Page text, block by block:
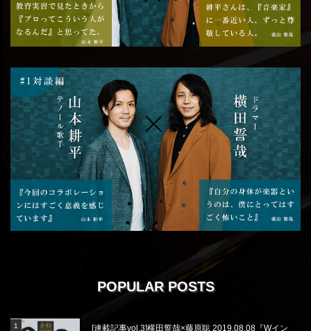
POPULAR POSTS
[連載記事vol.3]横田誓哉×藤原聡 2019.08.08『Wイン